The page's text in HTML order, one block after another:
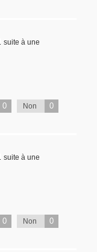
suite à une
0 Non 0
suite à une
0 Non 0